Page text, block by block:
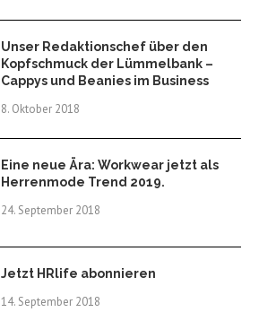
Unser Redaktionschef über den
Kopfschmuck der Lümmelbank –
Cappys und Beanies im Business
8. Oktober 2018
Eine neue Ära: Workwear jetzt als
Herrenmode Trend 2019.
24. September 2018
Jetzt HRlife abonnieren
14. September 2018